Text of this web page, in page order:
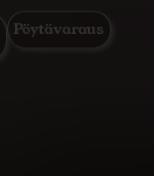
Pöytävaraus